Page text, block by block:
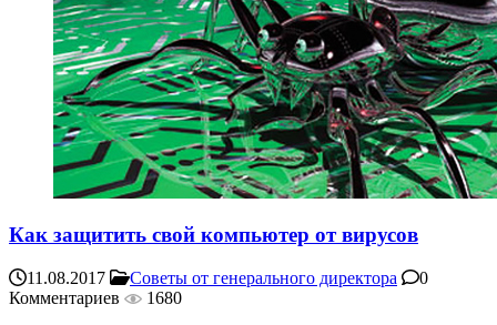
Как защитить свой компьютер от вирусов
11.08.2017 Советы от генерального директора
0
Комментариев
1680